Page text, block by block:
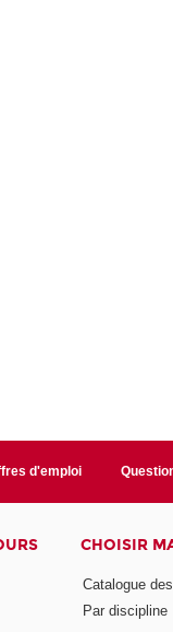
d'emploi
CHOISIR
Catalogue
Par discipline